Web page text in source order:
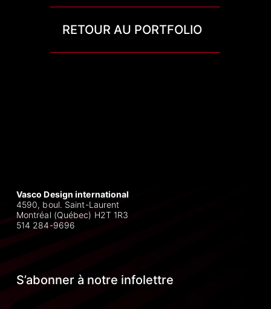
RETOUR AU PORTFOLIO
Vasco Design international
4590, boul. Saint-Laurent
Montréal (Québec) H2T 1R3
514 284-9696
S’abonner à notre infolettre